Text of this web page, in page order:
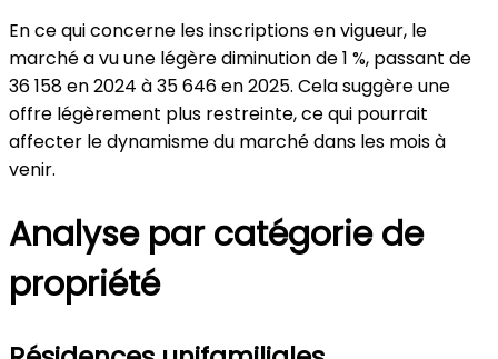
En ce qui concerne les inscriptions en vigueur, le
marché a vu une légère diminution de 1 %, passant de
36 158 en 2024 à 35 646 en 2025. Cela suggère une
offre légèrement plus restreinte, ce qui pourrait
affecter le dynamisme du marché dans les mois à
venir.
Analyse par catégorie de
propriété